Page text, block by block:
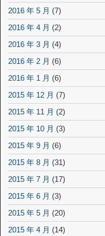
2016 年 5 月 (7)
2016 年 4 月 (2)
2016 年 3 月 (4)
2016 年 2 月 (6)
2016 年 1 月 (6)
2015 年 12 月 (7)
2015 年 11 月 (2)
2015 年 10 月 (3)
2015 年 9 月 (6)
2015 年 8 月 (31)
2015 年 7 月 (17)
2015 年 6 月 (3)
2015 年 5 月 (20)
2015 年 4 月 (14)